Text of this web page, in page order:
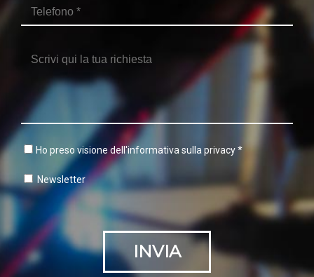
Ho preso visione dell'informativa sulla privacy*
Newsletter